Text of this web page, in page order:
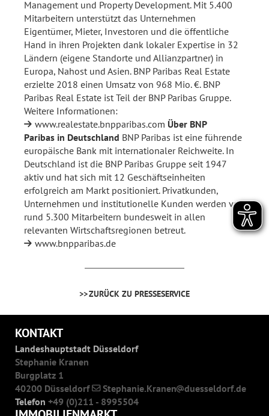
Management und Property Development. Mit 5.400
Mitarbeitern unterstützt das Unternehmen
Eigentümer, Mieter, Investoren und die öffentliche
Hand in ihren Projekten dank lokaler Expertise in 32
Ländern (eigene Standorte und Allianzpartner) in
Europa, Nahost und Asien. BNP Paribas Real Estate
erzielte 2018 einen Umsatz von 968 Mio. €. BNP
Paribas Real Estate ist Teil der BNP Paribas Gruppe.
Weitere Informationen:
www.realestate.bnpparibas.com Über BNP
Paribas in Deutschland BNP Paribas ist eine führende
europäische Bank mit internationaler Reichweite. In
Deutschland ist die BNP Paribas Gruppe seit 1947
aktiv und hat sich mit 12 Geschäftseinheiten
erfolgreich am Markt positioniert. Privatkunden,
Unternehmen und institutionelle Kunden werden von
rund 5.300 Mitarbeitern bundesweit in allen
relevanten Wirtschaftsregionen betreut.
www.bnpparibas.de
ZURÜCK ZU PRESSESERVICE
KONTAKT
Landeshauptstadt Düsseldorf
Stephanie Kranen
Burgplatz 1
40200 Düsseldorf
Stephanie.Kranen
duesseldorf.de
Telefon +49 (0)211 - 8995504